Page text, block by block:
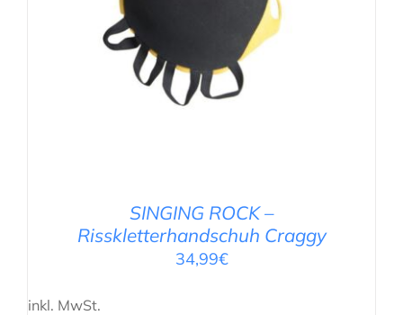
AUSFÜHRUNG WÄHLEN DETAILS
SINGING ROCK –
Risskletterhandschuh Craggy
34,99€
inkl. MwSt.